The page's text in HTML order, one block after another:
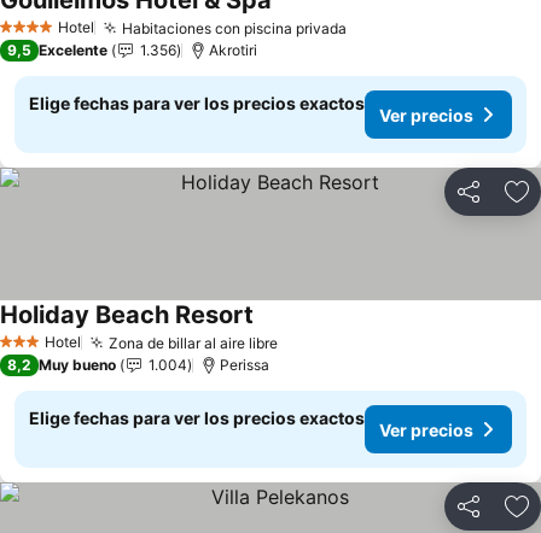
4 EstrellasHotel Habitaciones con piscina privada
9,5 Excelente 1.356 Akrotiri
Elige fechas para ver los precios exactos
Ver precios
Compartir
3 Estrellas
Hotel Zona de billar al aire libreVer precios
Holiday Beach Resort
8,2 Muy bueno 1.004 Perissa
Elige fechas para ver los precios exactos
Ver precios
Compartir